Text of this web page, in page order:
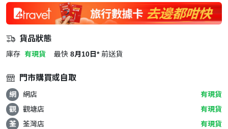
貨品狀態
庫存 有現貨 最快 8月10日* 前送貨
門市購買或自取
網 網店
有現貨
觀
觀塘店
有現貨
荃
荃灣店
有現貨